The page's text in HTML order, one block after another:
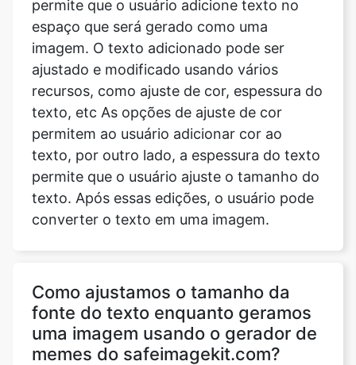
permite que o usuário adicione texto no
espaço que será gerado como uma
imagem. O texto adicionado pode ser
ajustado e modificado usando vários
recursos, como ajuste de cor, espessura do
texto, etc As opções de ajuste de cor
permitem ao usuário adicionar cor ao
texto, por outro lado, a espessura do texto
permite que o usuário ajuste o tamanho do
texto. Após essas edições, o usuário pode
converter o texto em uma imagem.
Como ajustamos o tamanho da
fonte do texto enquanto geramos
uma imagem usando o gerador de
memes do safeimagekit.com?